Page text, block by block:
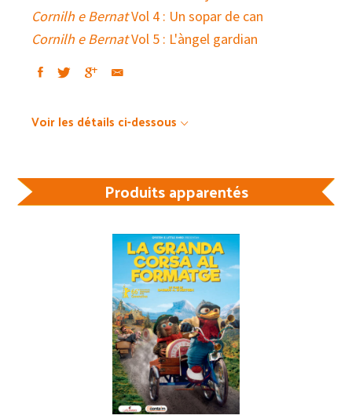
Cornilh e BernatVol 4 : Un sopar de can
Cornilh e BernatVol 5 : L'àngel gardian
Voir les détails ci-dessous
Produits apparentés